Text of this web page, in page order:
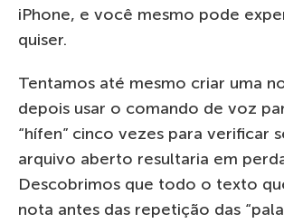
iPhone, e você mesmo pode
quiser.
Tentamos até mesmo criar uma
depois usar o comando de voz
“hífen” cinco vezes para verificar
arquivo aberto resultaria em
Descobrimos que todo o texto
nota antes das repetição das